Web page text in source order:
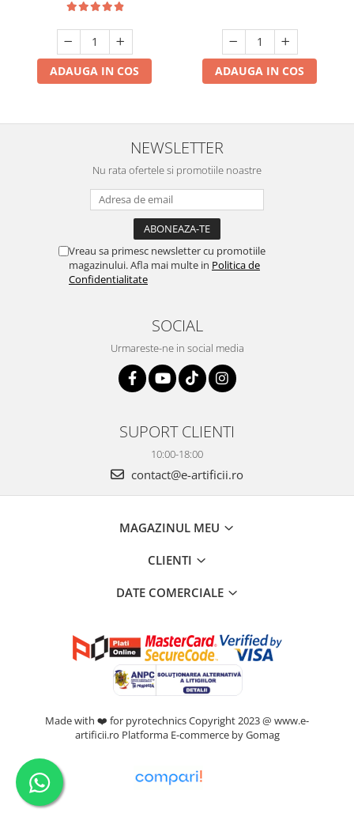
ADAUGA IN COS ADAUGA IN COS
NEWSLETTER
Nu rata ofertele si promotiile noastre
Vreau sa primesc newsletter cu promotiile
magazinului. Afla mai multe in Politica de
Confidentialitate
SOCIAL
Urmareste-ne in social media
SUPORT CLIENTI
10:00-18:00
contact@e-artificii.ro
MAGAZINUL MEU
CLIENTI
DATE COMERCIALE
Made with ❤️ for pyrotechnics Copyright 2023 @ www.e-
artificii.ro Platforma E-commerce by Gomag